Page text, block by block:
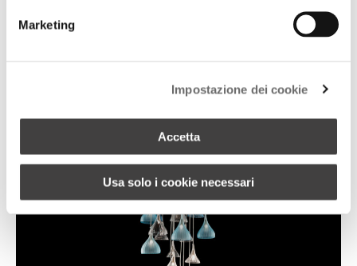
Marketing
Impostazione dei cookie
Accetta
Usa solo i cookie necessari